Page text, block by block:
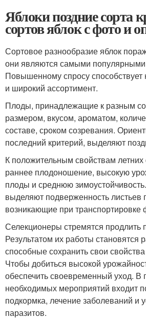
Яблоки поздние сорта
сортов яблок с фото и
Сортовое разнообразие яблок
они являются самыми
Повышенному спросу способствует
и широкий ассортимент.
Плоды, принадлежащие к разным
размером, вкусом, ароматом,
составе, сроком созревания.
последний критерий, выделяют
К положительным свойствам летних
раннее плодоношение, высокую
плоды и среднюю
выделяют подверженность листьев
возникающие при транспортировке
Селекционеры стремятся продлить
Результатом их работы становятся
способные сохранить свои
Чтобы добиться высокой
обеспечить своевременный уход. В
необходимых мероприятий входит
подкормка, лечение заболеваний и
паразитов.